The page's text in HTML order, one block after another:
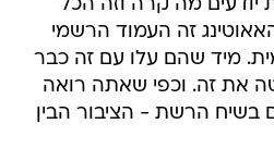
מה קרה וזה הכל
זה העמוד הרשמי
מיד שהם עלו עם זה כבר
את זה. וכפי שאתה רואה
בשיח הרשת - הציבור הבין